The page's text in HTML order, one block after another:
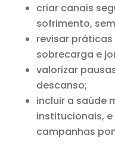
criar canais
sofrimento,
revisar
sobrecarga e
valorizar
descanso;
incluir a saúde
institucionais,
campanhas